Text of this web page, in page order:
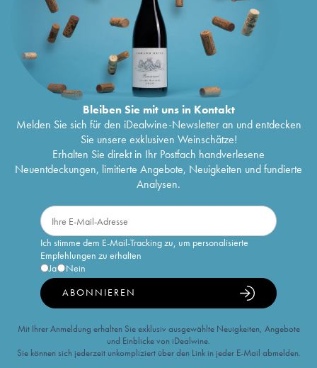
Bleiben Sie mit uns in Kontakt
Melden Sie sich für den iDealwine-Newsletter an und entdecken
Sie unsere exklusiven Weinschätze!
Erhalten Sie direkt in Ihr Postfach handverlesene
Neuentdeckungen, limitierte Angebote, Neuigkeiten und fundierte
Analysen.
Ich stimme dem E-Mail-Tracking zu, um personalisierte
Empfehlungen zu erhalten
Ja
Nein
ABONNIEREN
Mit Ihrer Anmeldung erhalten Sie exklusiv ausgewählte Neuigkeiten, Angebote
und Einblicke von iDealwine.
Sie können sich jederzeit unkompliziert über den Link in jeder E-Mail abmelden.